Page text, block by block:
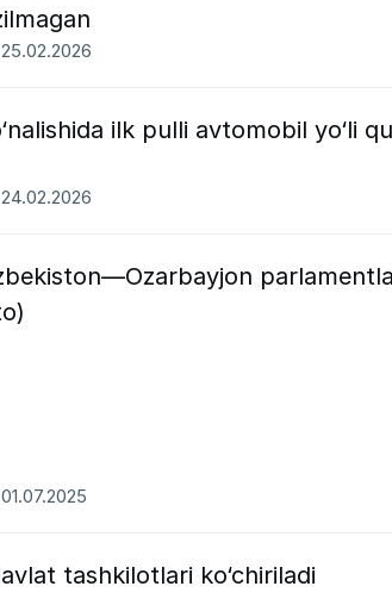
ilk pulli avtomobil yo‘li
tashkilotlari ko‘chiriladi